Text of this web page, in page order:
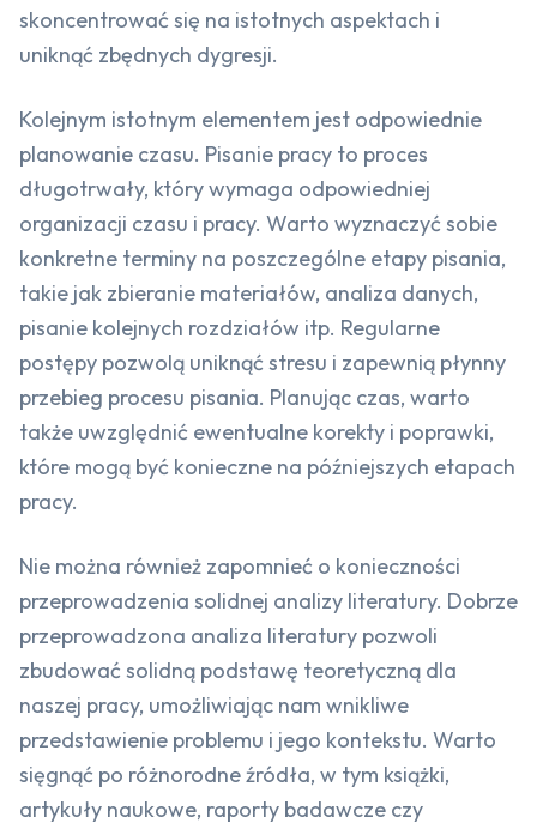
skoncentrować się na istotnych aspektach i
uniknąć zbędnych dygresji.
Kolejnym istotnym elementem jest odpowiednie
planowanie czasu. Pisanie pracy to proces
długotrwały, który wymaga odpowiedniej
organizacji czasu i pracy. Warto wyznaczyć sobie
konkretne terminy na poszczególne etapy pisania,
takie jak zbieranie materiałów, analiza danych,
pisanie kolejnych rozdziałów itp. Regularne
postępy pozwolą uniknąć stresu i zapewnią płynny
przebieg procesu pisania. Planując czas, warto
także uwzględnić ewentualne korekty i poprawki,
które mogą być konieczne na późniejszych etapach
pracy.
Nie można również zapomnieć o konieczności
przeprowadzenia solidnej analizy literatury. Dobrze
przeprowadzona analiza literatury pozwoli
zbudować solidną podstawę teoretyczną dla
naszej pracy, umożliwiając nam wnikliwe
przedstawienie problemu i jego kontekstu. Warto
sięgnąć po różnorodne źródła, w tym książki,
artykuły naukowe, raporty badawcze czy